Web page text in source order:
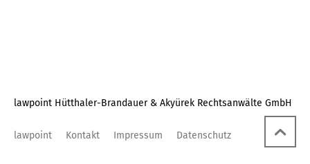
lawpoint Hütthaler-Brandauer & Akyürek Rechtsanwälte GmbH
lawpoint Kontakt Impressum Datenschutz